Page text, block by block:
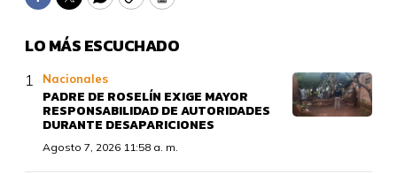
Facebook
TwitterWhatsApp
CopyPrint
LO MÁS ESCUCHADO
Nacionales
PADRE DE ROSELÍN EXIGE MAYOR
RESPONSABILIDAD DE AUTORIDADES
DURANTE DESAPARICIONES
Agosto 7, 2026 11:58 a. m.